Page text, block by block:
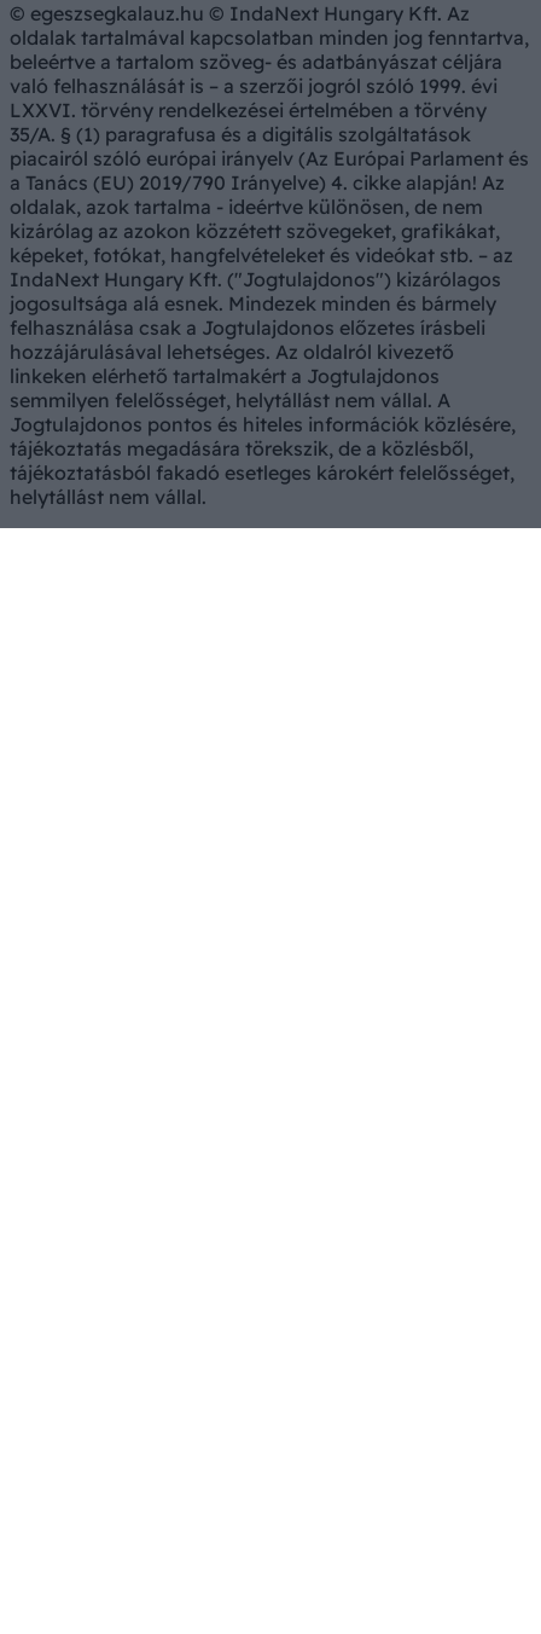
© egeszsegkalauz.hu © IndaNext Hungary Kft. Az
oldalak tartalmával kapcsolatban minden jog fenntartva,
beleértve a tartalom szöveg- és adatbányászat céljára
való felhasználását is – a szerzői jogról szóló 1999. évi
LXXVI. törvény rendelkezései értelmében a törvény
35/A. § (1) paragrafusa és a digitális szolgáltatások
piacairól szóló európai irányelv (Az Európai Parlament és
a Tanács (EU) 2019/790 Irányelve) 4. cikke alapján! Az
oldalak, azok tartalma - ideértve különösen, de nem
kizárólag az azokon közzétett szövegeket, grafikákat,
képeket, fotókat, hangfelvételeket és videókat stb. – az
IndaNext Hungary Kft. ("Jogtulajdonos") kizárólagos
jogosultsága alá esnek. Mindezek minden és bármely
felhasználása csak a Jogtulajdonos előzetes írásbeli
hozzájárulásával lehetséges. Az oldalról kivezető
linkeken elérhető tartalmakért a Jogtulajdonos
semmilyen felelősséget, helytállást nem vállal. A
Jogtulajdonos pontos és hiteles információk közlésére,
tájékoztatás megadására törekszik, de a közlésből,
tájékoztatásból fakadó esetleges károkért felelősséget,
helytállást nem vállal.